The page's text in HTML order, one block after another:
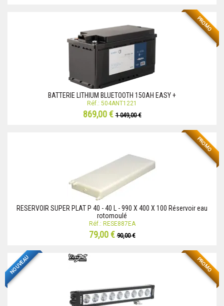
PROMO
BATTERIE LITHIUM BLUETOOTH 150AH EASY +
Réf.: 504ANT1221
869,00 €1 049,00 €
PROMO
RESERVOIR SUPER PLAT P 40 - 40 L - 990 X 400 X 100 Réservoir eau
rotomoulé
Réf.: RESE887EA
79,00 €90,00 €
PROMO
NOUVEAU